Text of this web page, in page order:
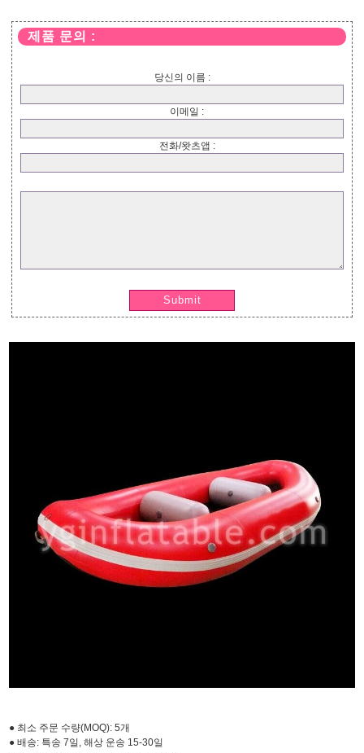
제품 문의 :
당신의 이름 :
이메일 :
전화/왓츠앱 :
Submit
● 최소 주문 수량(MOQ): 5개
● 배송: 특송 7일, 해상 운송 15-30일